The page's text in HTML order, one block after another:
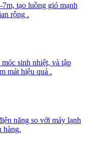
tạo luồng gió mạnh
rộng .
sinh nhiệt, và tập
mát hiệu quả .
năng so với máy lạnh
hàng.